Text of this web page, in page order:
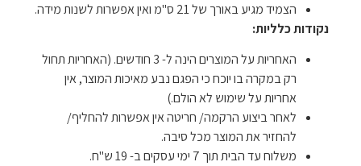
הצמיד מגיע באורך של 21 ס"מ ואין אפשרות לשנות מידה.
נקודות כלליות:
האחריות על המוצרים הינה ל- 3 חודשים. (האחריות תחול
רק במקרה בו יוכח כי הפגם נבע מאיכות המוצר, אין
אחריות על שימוש לא הולם.)
לאחר ביצוע הרקמה/ חריטה אין אפשרות להחליף/
להחזיר את המוצר מכל סיבה.
משלוח עד הבית תוך 7 ימי עסקים ב- 19 ש"ח.